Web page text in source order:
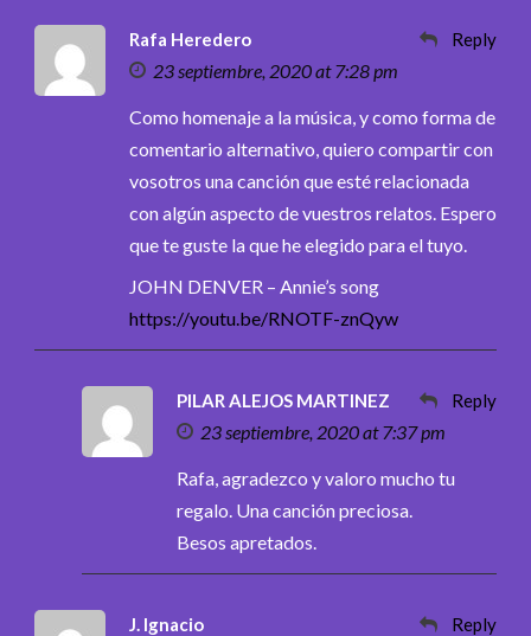
Rafa Heredero
23 septiembre, 2020 at 7:28 pm
Reply
Como homenaje a la música, y como forma de
comentario alternativo, quiero compartir con
vosotros una canción que esté relacionada
con algún aspecto de vuestros relatos. Espero
que te guste la que he elegido para el tuyo.
JOHN DENVER – Annie’s song
https://youtu.be/RNOTF-znQyw
PILAR ALEJOS MARTINEZ
23 septiembre, 2020 at 7:37 pm
Reply
Rafa, agradezco y valoro mucho tu
regalo. Una canción preciosa.
Besos apretados.
J. Ignacio Reply